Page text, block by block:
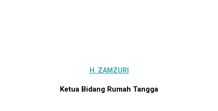
H. ZAMZURI
Ketua Bidang Rumah Tangga